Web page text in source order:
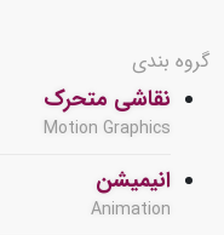
گروه بندی
نقاشی متحرک
Motion Graphics
انیمیشن
Animation